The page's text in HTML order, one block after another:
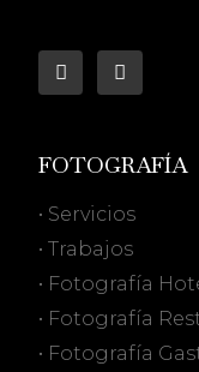
FOTOGRAFÍA
• Servicios
• Trabajos
• Fotografía
• Fotografía
• Fotografía